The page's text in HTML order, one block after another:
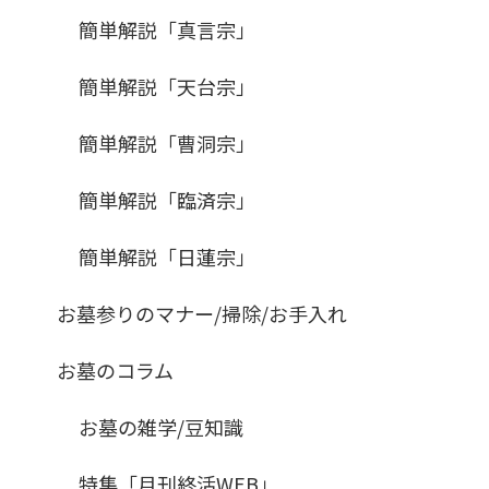
簡単解説「真言宗」
簡単解説「天台宗」
簡単解説「曹洞宗」
簡単解説「臨済宗」
簡単解説「日蓮宗」
お墓参りのマナー/掃除/お手入れ
お墓のコラム
お墓の雑学/豆知識